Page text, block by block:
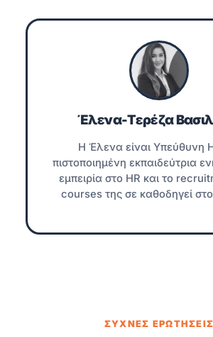
Έλενα-Τερέζα
Η Έλενα είναι Υπεύθυνη
πιστοποιημένη εκπαιδεύτρια
εμπειρία στο HR και το
courses της σε καθοδηγεί
ΣΥΧΝΕΣ ΕΡΩΤΗΣΕΙΣ